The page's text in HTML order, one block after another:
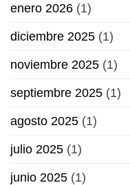
enero 2026 (1)
diciembre 2025 (1)
noviembre 2025 (1)
septiembre 2025 (1)
agosto 2025 (1)
julio 2025 (1)
junio 2025 (1)